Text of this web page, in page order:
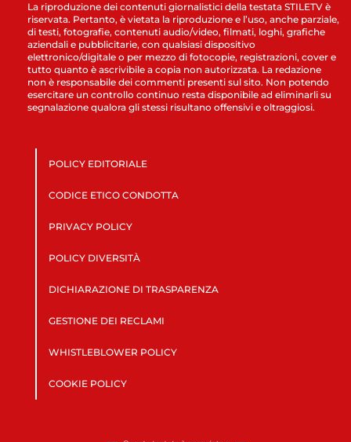
La riproduzione dei contenuti giornalistici della testata STILETV è
riservata. Pertanto, è vietata la riproduzione e l’uso, anche parziale,
di testi, fotografie, contenuti audio/video, filmati, loghi, grafiche
aziendali e pubblicitarie, con qualsiasi dispositivo
elettronico/digitale o per mezzo di fotocopie, registrazioni, cover e
tutto quanto è ascrivibile a copia non autorizzata. La redazione
non è responsabile dei commenti presenti sul sito. Non potendo
esercitare un controllo continuo resta disponibile ad eliminarli su
segnalazione qualora gli stessi risultano offensivi e oltraggiosi.
POLICY EDITORIALE
CODICE ETICO CONDOTTA
PRIVACY POLICY
POLICY DIVERSITÀ
DICHIARAZIONE DI TRASPARENZA
GESTIONE DEI RECLAMI
WHISTLEBLOWER POLICY
COOKIE POLICY